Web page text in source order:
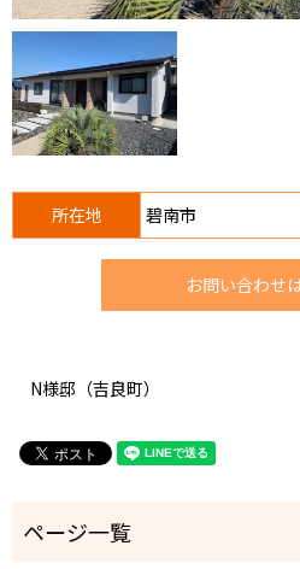
所在地 碧南市
お問い合わせ
N様邸（吉良町）